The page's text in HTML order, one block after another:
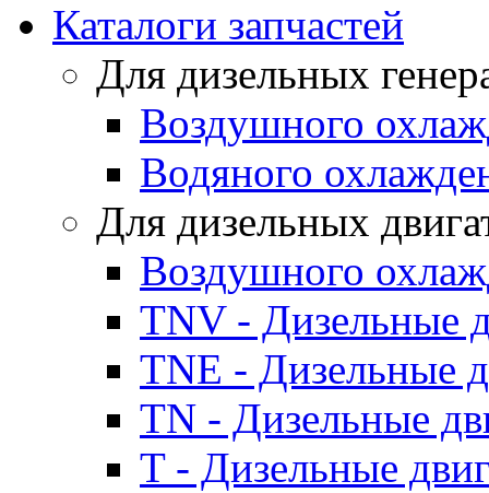
Каталоги запчастей
Для дизельных
Воздушного
Водяного
Для дизельных
Воздушного
TNV - Дизельные
TNE - Дизельные
TN - Дизельные
T - Дизельные